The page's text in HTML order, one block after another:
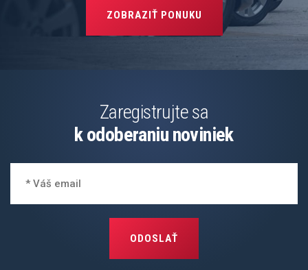
ZOBRAZIŤ PONUKU
Zaregistrujte sa
k odoberaniu noviniek
ODOSLAŤ